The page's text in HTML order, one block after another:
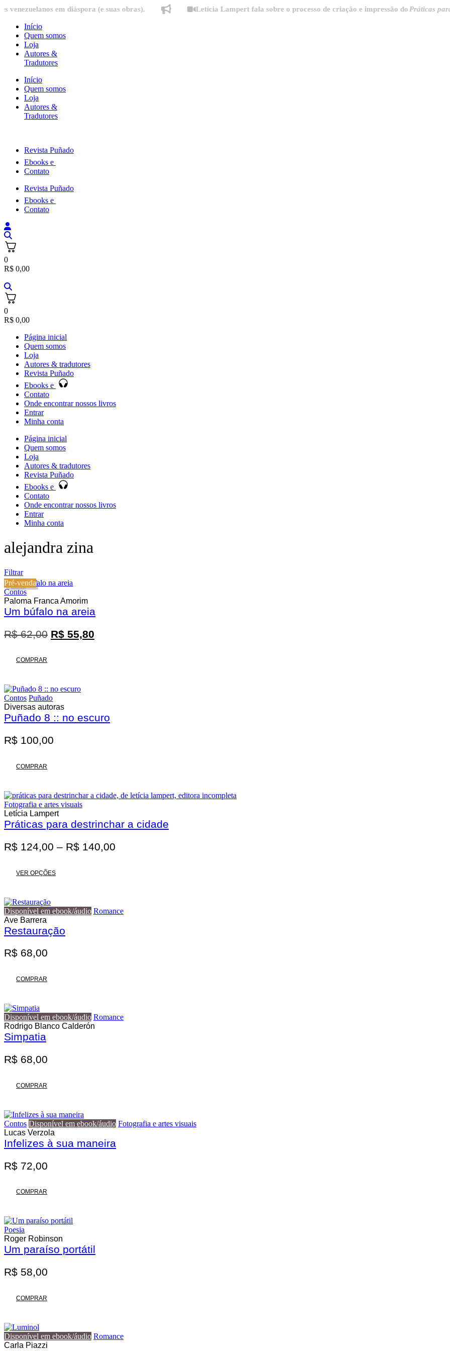
Ir
conteúdo
em diáspora (e suas obras). Letícia Lampert fala sobre o processo de criação e impressão doPráticas para
Início
Quem somos
Loja
Autores &
Tradutores
Início
Quem somos
Loja
Autores &
Tradutores
Revista Puñado
Ebooks e
Contato
Revista Puñado
Ebooks e
Contato
0
R$ 0,00
0
R$ 0,00
Página inicial
Quem somos
Loja
Autores & tradutores
Revista Puñado
Ebooks e
Contato
Onde encontrar nossos livros
Entrar
Minha conta
Página inicial
Quem somos
Loja
Autores & tradutores
Revista Puñado
Ebooks e
Contato
Onde encontrar nossos livros
Entrar
Minha conta
alejandra zina
Filtrar
Promoção
10%
Pré-venda
Contos
Paloma Franca Amorim
Um búfalo na areia
R$62,00 O
R$ 55,80
COMPRAR
Contos Puñado
Diversas autoras
Puñado 8 :: no escuro
R$ 100,00
COMPRAR
Fotografia e artes visuais
Letícia Lampert
Práticas para destrinchar a cidade
R$ 124,00 – R$ 140,00
VER OPÇÕES
As
Disponível em ebook/áudio Romance
Ave Barrera
Restauração
R$ 68,00
COMPRAR
Disponível em ebook/áudio Romance
Rodrigo Blanco Calderón
Simpatia
R$ 68,00
COMPRAR
Contos Disponível em ebook/áudio Fotografia e artes visuais
Lucas Verzola
Infelizes à sua maneira
R$ 72,00
COMPRAR
Poesia
Roger Robinson
Um paraíso portátil
R$ 58,00
COMPRAR
Disponível em ebook/áudio Romance
Carla Piazzi